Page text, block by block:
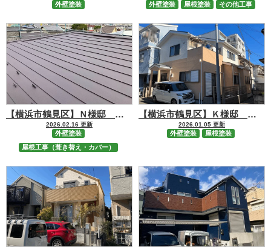
外壁塗装 外壁塗装 屋根塗装 その他工事
【横浜市鶴見区】Ｎ様邸 屋根カバー【シルキーGⅡ】・外壁【ビーズコートフレッシュ無機BIO】塗装工事
2026.02.16 更新
外壁塗装
屋根工事（葺き替え・カバー）
【横浜市鶴見区】Ｋ様邸 屋根塗装【断熱GAINA】・外壁塗装【RSゴールドFⅡ】工事
2026.01.05 更新
外壁塗装 屋根塗装